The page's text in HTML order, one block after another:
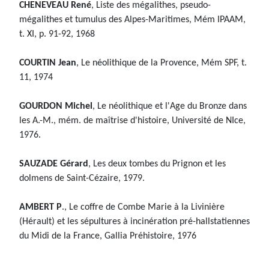
CHENEVEAU René, Liste des mégalithes, pseudo-
mégalithes et tumulus des Alpes-Maritimes, Mém IPAAM,
t. XI, p. 91-92, 1968
COURTIN Jean, Le néolithique de la Provence, Mém SPF, t.
11, 1974
GOURDON Michel, Le néolithique et l'Age du Bronze dans
les A.-M., mém. de maîtrise d'histoire, Université de NIce,
1976.
SAUZADE Gérard, Les deux tombes du Prignon et les
dolmens de Saint-Cézaire, 1979.
AMBERT P., Le coffre de Combe Marie à la Livinière
(Hérault) et les sépultures à incinération pré-hallstatiennes
du Midi de la France, Gallia Préhistoire, 1976